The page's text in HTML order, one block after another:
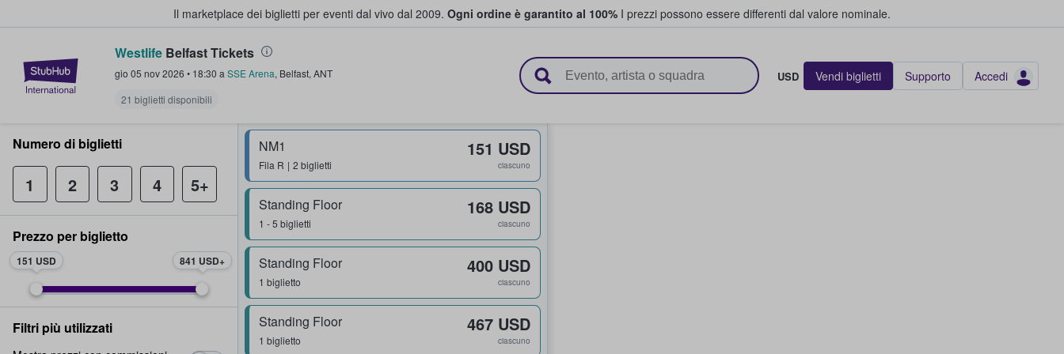
Il marketplace dei biglietti per eventi dal vivo dal 2009. Ogni ordine è garantito al 100% I prezzi possono essere differenti dal valore nominale.
StubHub - Dove i fan comprano e vendono biglietti
Westlife Belfast Tickets
gio 05 nov 2026 • 18:30 a SSE Arena, Belfast, ANT
21 biglietti disponibili
USD Vendi biglietti Supporto Accedi
NM1
Fila R 2 biglietti
151 USD
ciascuno
Standing Floor
1 - 5 biglietti
168 USD
ciascuno
Standing Floor
1 biglietto
400 USD
ciascuno
Standing Floor
1 biglietto
467 USD
ciascuno
Numero di biglietti
1 2 3 4 5+
Prezzo per biglietto
151 USD 841 USD
Filtri più utilizzati